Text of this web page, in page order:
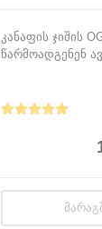
კანაფის ჯიშის
წარმოადგენენ
გამოყვანილია